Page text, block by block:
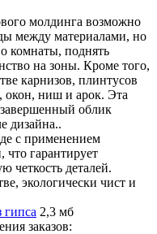
молдинга возможно
между материалами, но
комнаты, поднять
на зоны. Кроме того,
карнизов, плинтусов
окон, ниш и арок. Эта
завершенный облик
дизайна..
с применением
что гарантирует
четкость деталей.
экологически чист и
2,3 мб
заказов: